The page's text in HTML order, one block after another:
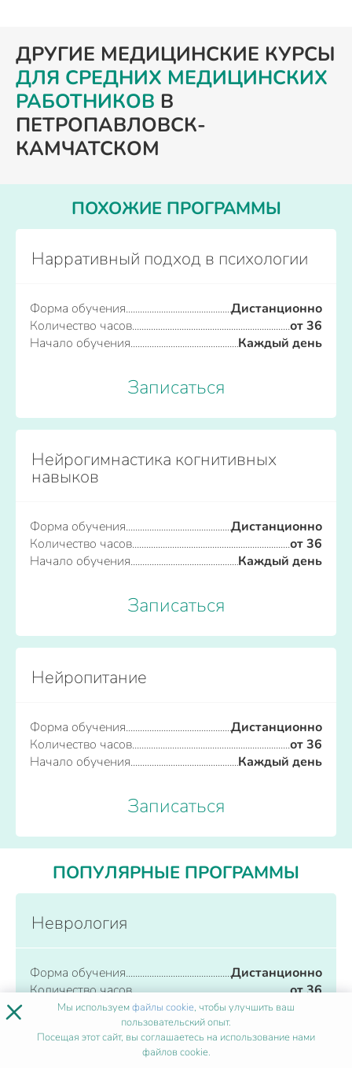
ДРУГИЕ МЕДИЦИНСКИЕ КУРСЫ
ДЛЯ СРЕДНИХ МЕДИЦИНСКИХ
РАБОТНИКОВ В
ПЕТРОПАВЛОВСК-
КАМЧАТСКОМ
ПОХОЖИЕ ПРОГРАММЫ
Нарративный подход в психологии
Форма обучения
Дистанционно
Количество часов
от 36
Начало обучения
Каждый день
Записаться
Нейрогимнастика когнитивных
навыков
Форма обучения
Дистанционно
Количество часов
от 36
Начало обучения
Каждый день
Записаться
Нейропитание
Форма обучения
Дистанционно
Количество часов
от 36
Начало обучения
Каждый день
Записаться
ПОПУЛЯРНЫЕ ПРОГРАММЫ
Неврология
Форма обучения
Дистанционно
Количество часов
от 36
Начало обучения
Каждый день
Записаться
× Мы используемфайлы cookie, чтобы улучшить ваш
пользовательский опыт.
Посещая этот сайт, вы соглашаетесь на использование нами
файлов cookie.